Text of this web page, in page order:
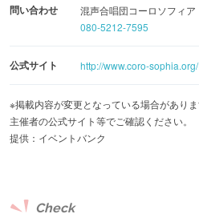
問い合わせ
混声合唱団コーロソフィア
080-5212-7595
公式サイト http://www.coro-sophia.org/
※掲載内容が変更となっている場合があり
主催者の公式サイト等でご確認ください。
提供：イベントバンク
Check